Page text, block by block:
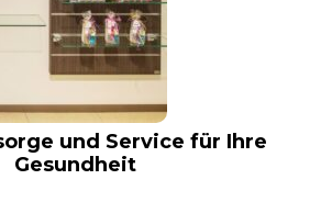
und Service für Ihre
Gesundheit